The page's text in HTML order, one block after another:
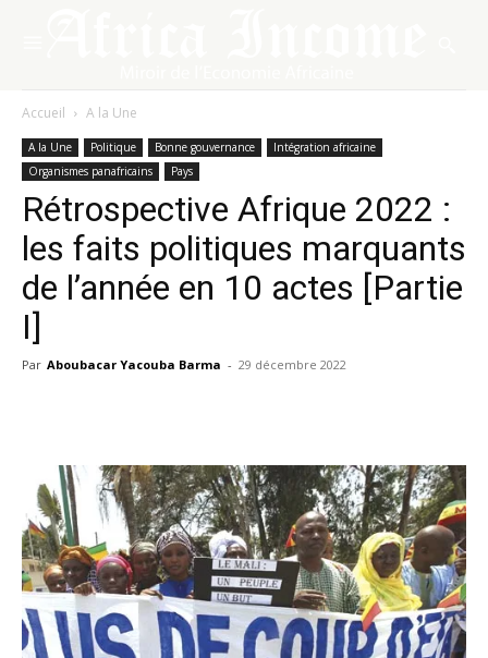
Accueil A la Une
A la Une Politique Bonne gouvernance
Intégration africaine
Organismes panafricains
Pays
Rétrospective Afrique 2022 :
les faits politiques marquants
de l’année en 10 actes [Partie
I]
Par Aboubacar Yacouba Barma - 29 décembre 2022